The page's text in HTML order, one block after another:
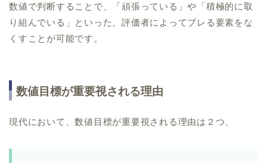
数値で判断することで、「頑張っている」や「積極的に取
り組んでいる」といった、評価者によってブレる要素をな
くすことが可能です。
数値目標が重要視される理由
現代において、数値目標が重要視される理由は２つ、